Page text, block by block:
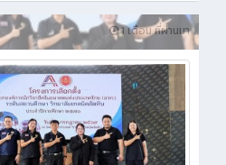
1 เดือน ที่ผ่านมา